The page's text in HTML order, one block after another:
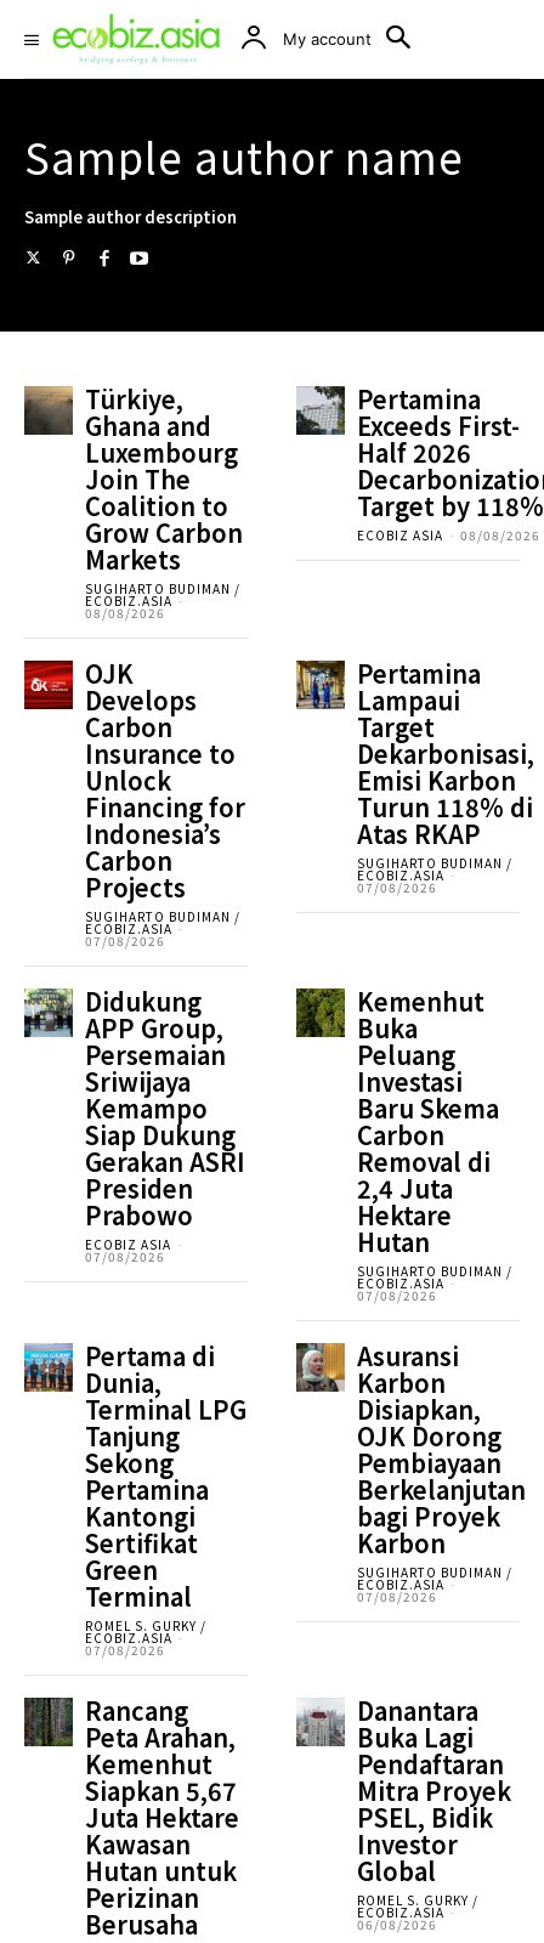
My account
Sample author name
Sample author description
Türkiye,
Ghana and
Luxembourg
Join The
Coalition to
Grow Carbon
Markets
SUGIHARTO BUDIMAN /
ECOBIZ.ASIA -
08/08/2026
Pertamina
Exceeds First-
Half 2026
Target by 118%
ECOBIZ ASIA - 08/08/2026
OJK
Develops
Carbon
Insurance to
Unlock
Financing for
Indonesia’s
Carbon
Projects
SUGIHARTO BUDIMAN /
ECOBIZ.ASIA -
07/08/2026
Pertamina
Lampaui
Target
Dekarbonisasi,
Emisi Karbon
Turun 118% di
Atas RKAP
SUGIHARTO BUDIMAN /
ECOBIZ.ASIA -
07/08/2026
Didukung
APP Group,
Persemaian
Sriwijaya
Kemampo
Siap Dukung
Gerakan ASRI
Presiden
Prabowo
ECOBIZ ASIA -
07/08/2026
Kemenhut
Buka
Peluang
Investasi
Baru Skema
Carbon
Removal di
2,4 Juta
Hektare
Hutan
SUGIHARTO BUDIMAN /
ECOBIZ.ASIA -
07/08/2026
Pertama di
Dunia,
Terminal LPG
Tanjung
Sekong
Pertamina
Kantongi
Sertifikat
Green
Terminal
ROMEL S. GURKY /
ECOBIZ.ASIA -
07/08/2026
Asuransi
Karbon
Disiapkan,
OJK Dorong
Pembiayaan
Berkelanjutan
bagi Proyek
Karbon
SUGIHARTO BUDIMAN /
ECOBIZ.ASIA -
07/08/2026
Rancang
Peta Arahan,
Kemenhut
Siapkan 5,67
Juta Hektare
Kawasan
Hutan untuk
Perizinan
Berusaha
Danantara
Buka Lagi
Pendaftaran
Mitra Proyek
PSEL, Bidik
Investor
Global
ROMEL S. GURKY /
ECOBIZ.ASIA -
06/08/2026